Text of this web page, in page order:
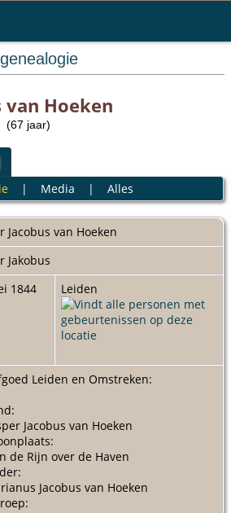
van Hoeken
(67 jaar)
| Media | Alles
Jacobus van Hoeken
Jakobus
1844 Leiden
Leiden en Omstreken:
Jacobus van Hoeken
de Rijn over de Haven
Jacobus van Hoeken